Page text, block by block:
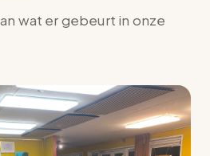
wat er gebeurt in onze